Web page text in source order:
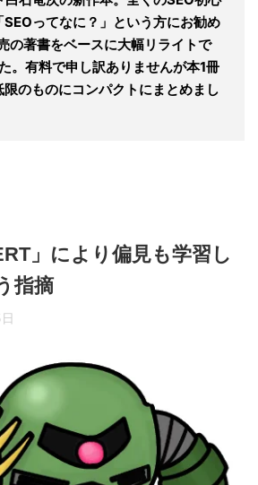
ってなに？」という方にお勧め
の著書をベースに大幅リライトで
。有料で申し訳ありませんが本1冊
のものにコンパクトにまとめまし
」により偏見も学習し
指摘